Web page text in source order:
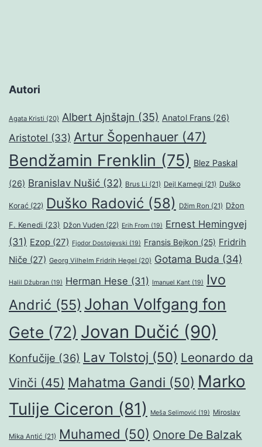
Autori
Agata Kristi (20) Albert Ajnštajn (35) Anatol Frans (26)
Aristotel (33) Artur Šopenhauer (47)
Bendžamin Frenklin (75) Blez Paskal
(26) Branislav Nušić (32) Brus Li (21) Dejl Karnegi (21) Duško
Korać (22) Duško Radović (58) Džim Ron (21) Džon
F. Kenedi (23) Džon Vuden (22) Erih From (19) Ernest Hemingvej
(31) Ezop (27) Fjodor Dostojevski (19) Fransis Bejkon (25) Fridrih
Niče (27) Georg Vilhelm Fridrih Hegel (20) Gotama Buda (34)
Halil Džubran (19) Herman Hese (31) Imanuel Kant (19)
Ivo
Andrić (55) Johan Volfgang fon
Gete (72) Jovan Dučić (90)
Konfučije (36) Lav Tolstoj (50) Leonardo da
Vinči (45) Mahatma Gandi (50) Marko
Tulije Ciceron (81) Meša Selimović (19) Miroslav
Mika Antić (21) Muhamed (50) Onore De Balzak